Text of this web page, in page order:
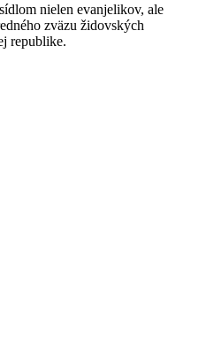
nielen evanjelikov, ale
zväzu židovských
republike.